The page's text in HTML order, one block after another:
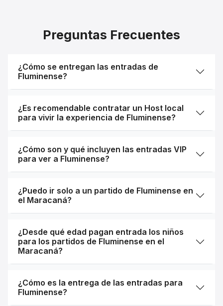
Preguntas Frecuentes
¿Cómo se entregan las entradas de
Fluminense?
¿Es recomendable contratar un Host local
para vivir la experiencia de Fluminense?
¿Cómo son y qué incluyen las entradas VIP
para ver a Fluminense?
¿Puedo ir solo a un partido de Fluminense en
el Maracaná?
¿Desde qué edad pagan entrada los niños
para los partidos de Fluminense en el
Maracaná?
¿Cómo es la entrega de las entradas para
Fluminense?